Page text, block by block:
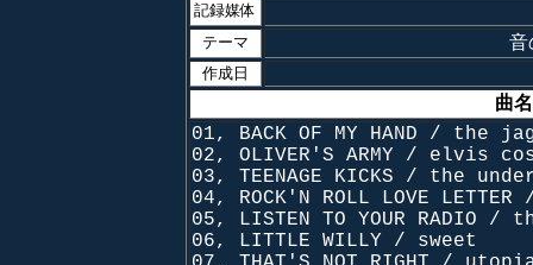
記録媒体
テーマ
音
作成日
曲
01, BACK OF MY HAND / the
02, OLIVER'S ARMY / elvis
03, TEENAGE KICKS / the
04, ROCK'N ROLL LOVE
05, LISTEN TO YOUR RADIO /
06, LITTLE WILLY / sweet